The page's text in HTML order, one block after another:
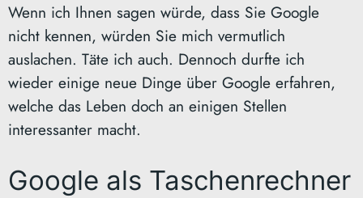
Wenn ich Ihnen sagen würde, dass Sie Google
nicht kennen, würden Sie mich vermutlich
auslachen. Täte ich auch. Dennoch durfte ich
wieder einige neue Dinge über Google erfahren,
welche das Leben doch an einigen Stellen
interessanter macht.
Google als Taschenrechner